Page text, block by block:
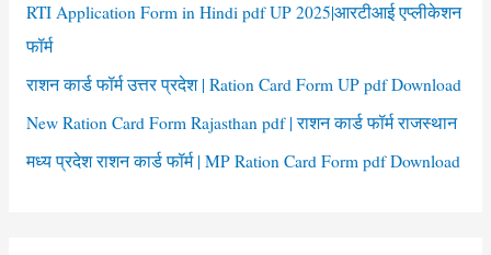
RTI Application Form in Hindi pdf UP 2025|आरटीआई एप्लीकेशन
फॉर्म
राशन कार्ड फॉर्म उत्तर प्रदेश | Ration Card Form UP pdf Download
New Ration Card Form Rajasthan pdf | राशन कार्ड फॉर्म राजस्थान
मध्य प्रदेश राशन कार्ड फॉर्म | MP Ration Card Form pdf Download